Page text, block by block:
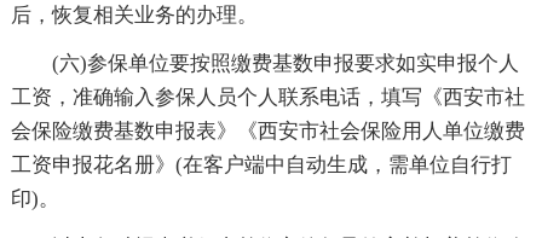
后，恢复相关业务的办理。
(六)参保单位要按照缴费基数申报要求如实申报个人
工资，准确输入参保人员个人联系电话，填写《西安市社
会保险缴费基数申报表》《西安市社会保险用人单位缴费
工资申报花名册》(在客户端中自动生成，需单位自行打
印)。